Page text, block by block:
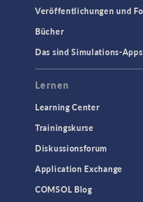
SCHNITTSTELLEN
CAD
STRÖMUNG &
(CFD)
Mikrofluidik
Particle Tracing in
Strömung in porösen
Wärmetransport
Veröffentlichungen und
Bücher
Das sind Simulations-Apps
Lernen
Learning Center
Trainingskurse
Diskussionsforum
Application Exchange
COMSOL Blog